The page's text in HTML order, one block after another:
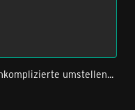
umstellen...